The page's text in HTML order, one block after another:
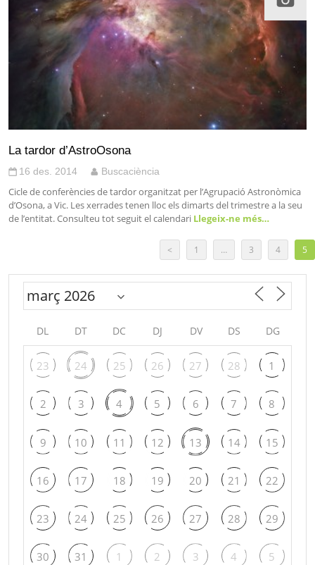
La tardor d’AstroOsona
16 des. 2014 Buscaciència
Cicle de conferències de tardor organitzat per l’Agrupació Astronòmica
d’Osona, a Vic. Les xerrades tenen lloc els dimarts del trimestre a la seu
de l’entitat. Consulteu tot seguit el calendari Llegeix-ne més…
< 1 … 3 4 5
DL DT DC DJ DV DS DG
23 24 25 26 27 28 1
2 3 4 5 6 7 8
9 10 11 12 13 14 15
16 17 18 19 20 21 22
23 24 25 26 27 28 29
30 31 1 2 3 4 5